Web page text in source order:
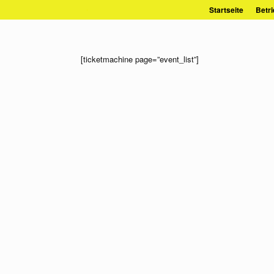
Inhalt
Startseite
[ticketmachine page=”event_list”]